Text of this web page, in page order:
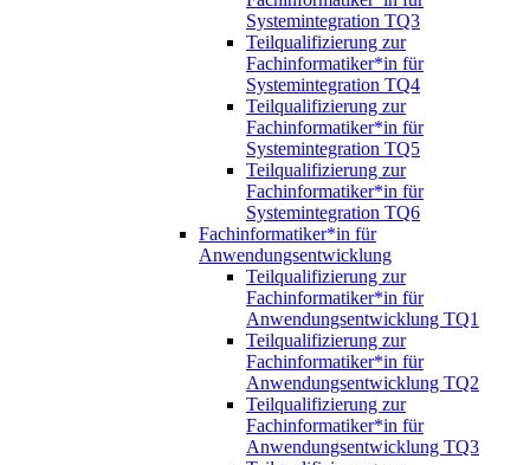
Systemintegration TQ3
Teilqualifizierung zur
Fachinformatiker*in für
Systemintegration TQ4
Teilqualifizierung zur
Fachinformatiker*in für
Systemintegration TQ5
Teilqualifizierung zur
Fachinformatiker*in für
Systemintegration TQ6
Fachinformatiker*in für
Anwendungsentwicklung
Teilqualifizierung zur
Fachinformatiker*in für
Anwendungsentwicklung TQ1
Teilqualifizierung zur
Fachinformatiker*in für
Anwendungsentwicklung TQ2
Teilqualifizierung zur
Fachinformatiker*in für
Anwendungsentwicklung TQ3